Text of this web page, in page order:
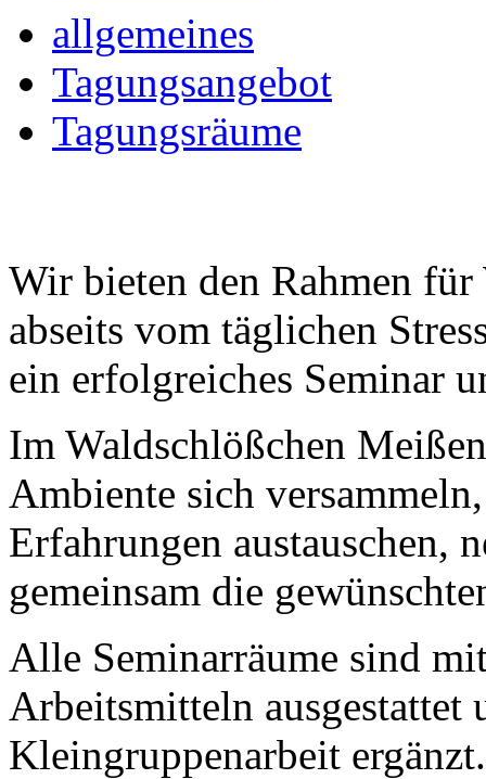
allgemeines
Tagungsangebot
Tagungsräume
Wir bieten den Rahmen
abseits vom täglichen
ein erfolgreiches Seminar
Im Waldschlößchen
Ambiente sich
Erfahrungen austauschen,
gemeinsam die
Alle Seminarräume sind
Arbeitsmitteln ausgestattet
Kleingruppenarbeit ergänzt.